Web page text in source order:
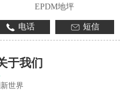
EPDM地坪
电话 短信
于我们
世界